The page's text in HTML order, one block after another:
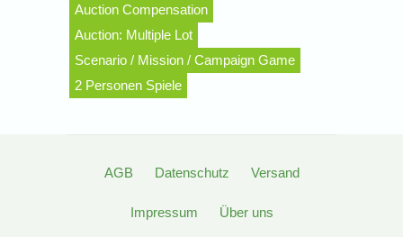
Auction Compensation
Auction: Multiple Lot
Scenario / Mission / Campaign Game
2 Personen Spiele
AGB Datenschutz Versand
Impressum Über uns